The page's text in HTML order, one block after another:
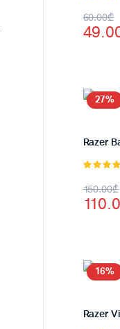
დან
60.00₾
price
price
27%
Razer
დან
150.00₾
price
price
16%
Razer